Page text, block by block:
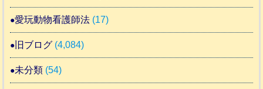
愛玩動物看護師法 (17)
旧ブログ (4,084)
未分類 (54)